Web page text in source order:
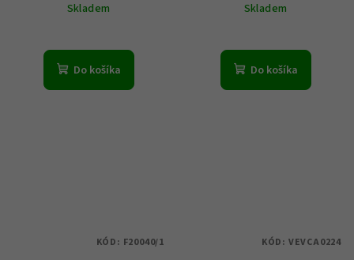
Skladem
Do košíka
Skladem
Do košíka
KÓD: F20040/1 KÓD: VEVCA0224